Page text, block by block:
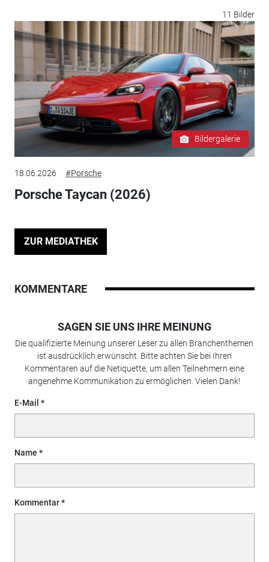
11 Bilder
Bildergalerie
18.06.2026 #Porsche
Porsche Taycan (2026)
ZUR MEDIATHEK
KOMMENTARE
SAGEN SIE UNS IHRE MEINUNG
Die qualifizierte Meinung unserer Leser zu allen Branchenthemen
ist ausdrücklich erwünscht. Bitte achten Sie bei Ihren
Kommentaren auf die Netiquette, um allen Teilnehmern eine
angenehme Kommunikation zu ermöglichen. Vielen Dank!
E-Mail
Name
Kommentar